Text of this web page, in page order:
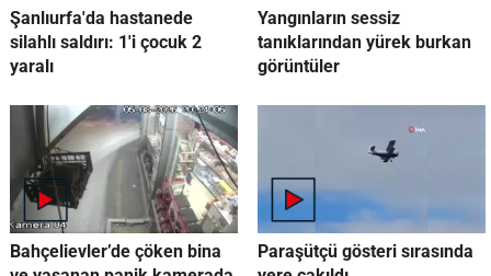
Şanlıurfa'da hastanede
silahlı saldırı: 1'i çocuk 2
yaralı
Yangınların sessiz
tanıklarından yürek burkan
görüntüler
Bahçelievler’de çöken bina
Paraşütçü gösteri sırasında